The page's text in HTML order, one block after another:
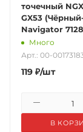
точечный
GX53
Navigator
Много
Арт.: 00-
119 ₽/шт
В